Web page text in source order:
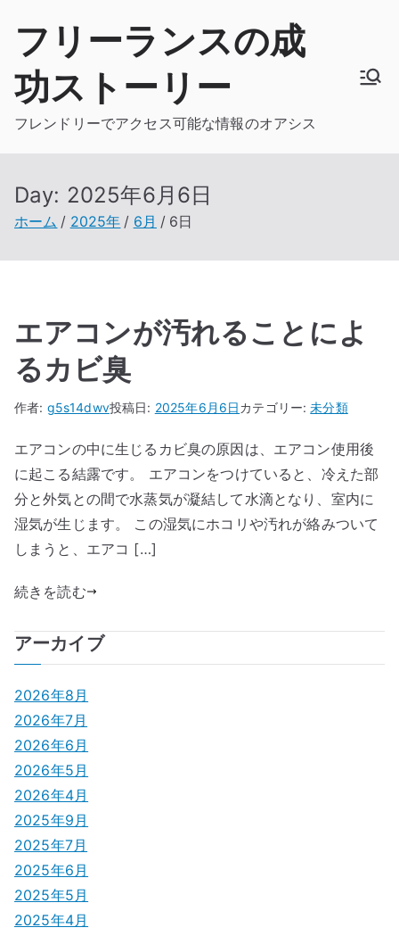
フリーランスの成
功ストーリー
フレンドリーでアクセス可能な情報のオアシス
Day: 2025年6月6日
ホーム 2025年 6月 6日
エアコンが汚れることによ
るカビ臭
作者: g5s14dwv投稿日: 2025年6月6日カテゴリー:未分類
エアコンの中に生じるカビ臭の原因は、エアコン使用後
に起こる結露です。 エアコンをつけていると、冷えた部
分と外気との間で水蒸気が凝結して水滴となり、室内に
湿気が生じます。 この湿気にホコリや汚れが絡みついて
しまうと、エアコ […]
続きを読む
アーカイブ
2026年8月
2026年7月
2026年6月
2026年5月
2026年4月
2025年9月
2025年7月
2025年6月
2025年5月
2025年4月